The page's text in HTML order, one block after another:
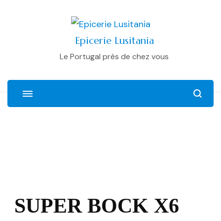
Epicerie Lusitania
Le Portugal près de chez vous
SUPER BOCK X6